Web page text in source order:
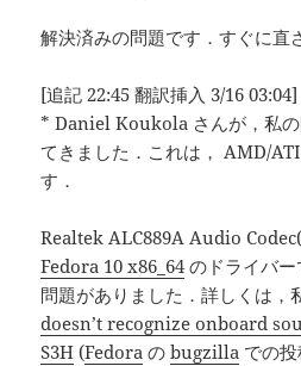
解決済みの問題です．すぐに直
[追記 22:45 翻訳挿入 3/16 03:04]
* Daniel Koukola さんが，私
てきました．これは， AMD/
す．
Realtek ALC889A Audio
Fedora 10 x86_64のドライバー
問題がありました．詳しくは，
doesn’t recognize onboard
S3H (Fedora のbugzilla での